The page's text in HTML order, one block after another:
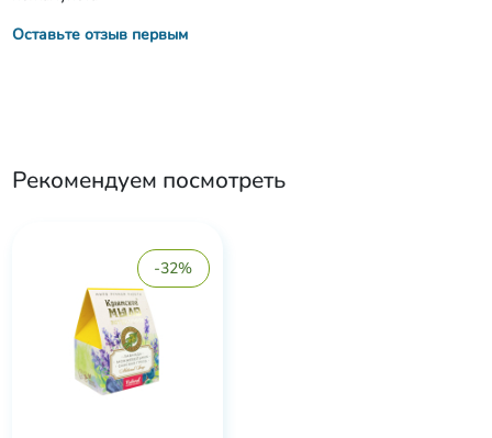
Оставьте отзыв первым
Рекомендуем посмотреть
-32%